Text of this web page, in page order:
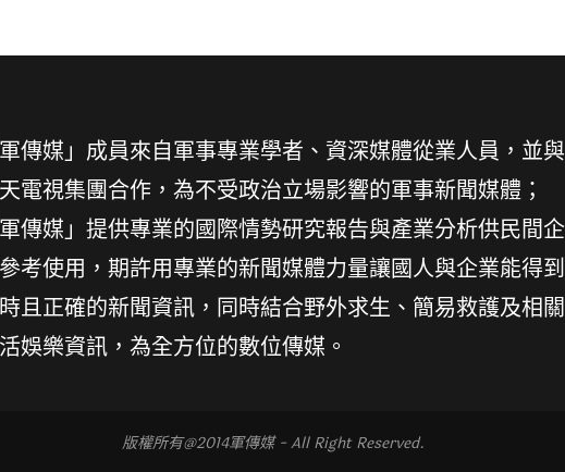
軍傳媒」成員來自軍事專業學者、資深媒體從業人員，並與
電視集團合作，為不受政治立場影響的軍事新聞媒體；
軍傳媒」提供專業的國際情勢研究報告與產業分析供民間企
考使用，期許用專業的新聞媒體力量讓國人與企業能得到
且正確的新聞資訊，同時結合野外求生、簡易救護及相關
娛樂資訊，為全方位的數位傳媒。
版權所有@2014軍傳媒 - All Right Reserved.